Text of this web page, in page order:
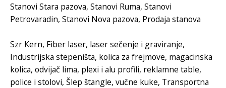
Stanovi Stara pazova, Stanovi Ruma, Stanovi
Petrovaradin, Stanovi Nova pazova, Prodaja stanova
Szr Kern, Fiber laser, laser sečenje i graviranje,
Industrijska stepeništa, kolica za frejmove, magacinska
kolica, odvijač lima, plexi i alu profili, reklamne table,
police i stolovi, Šlep štangle, vučne kuke, Transportna